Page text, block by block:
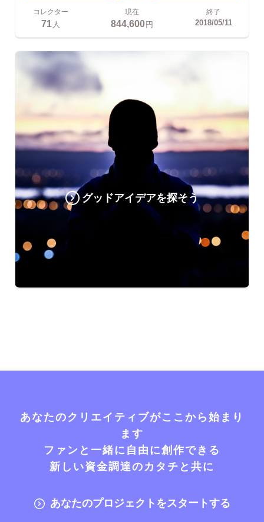
コレクター
71人
現在
844,600円
終了
2018/05/11
グッドアイデアを探そう
あなたのクリエイティブがここから始まり
ます
ファンと一緒に自由に創作できる
新しい資金調達のカタチと共に
あなたのプロジェクトをスタートする